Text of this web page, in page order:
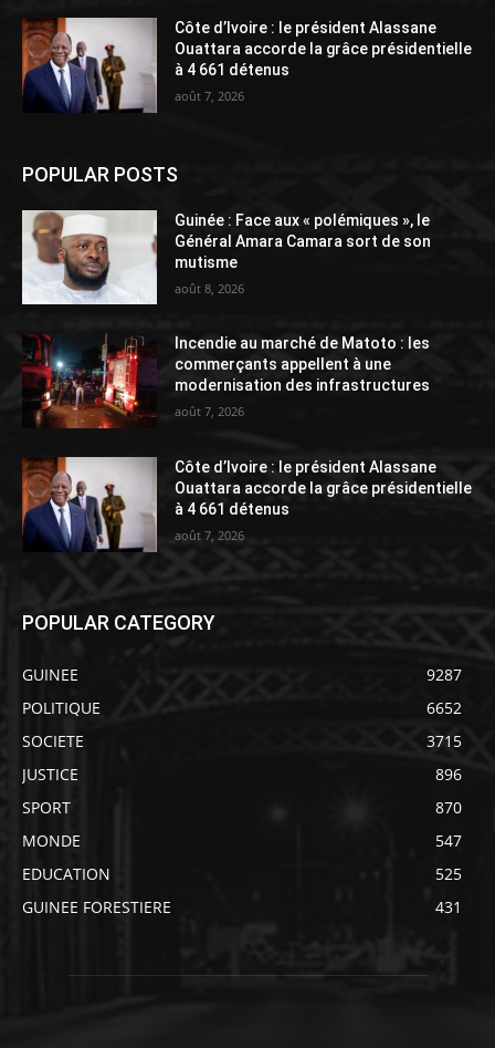
Côte d’Ivoire : le président Alassane
Ouattara accorde la grâce présidentielle
à 4 661 détenus
août 7, 2026
POPULAR POSTS
Guinée : Face aux « polémiques », le
Général Amara Camara sort de son
mutisme
août 8, 2026
Incendie au marché de Matoto : les
commerçants appellent à une
modernisation des infrastructures
août 7, 2026
Côte d’Ivoire : le président Alassane
Ouattara accorde la grâce présidentielle
à 4 661 détenus
août 7, 2026
POPULAR CATEGORY
GUINEE
9287
POLITIQUE
6652
SOCIETE
3715
JUSTICE
896
SPORT
870
MONDE
547
EDUCATION
525
GUINEE FORESTIERE
431